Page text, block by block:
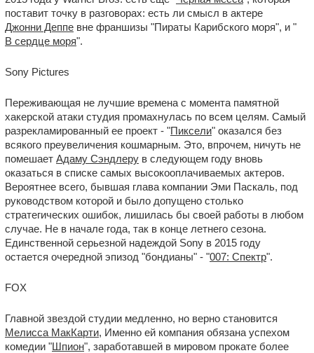
поставит точку в разговорах: есть ли смысл в актере
Джонни Деппе вне франшизы "Пираты Карибского моря", и "
В сердце моря".
Sony Pictures
Переживающая не лучшие времена с момента памятной
хакерской атаки студия промахнулась по всем целям. Самый
разрекламированный ее проект - "Пиксели" оказался без
всякого преувеличения кошмарным. Это, впрочем, ничуть не
помешает Адаму Сэндлеру в следующем году вновь
оказаться в списке самых высокооплачиваемых актеров.
Вероятнее всего, бывшая глава компании Эми Паскаль, под
руководством которой и было допущено столько
стратегических ошибок, лишилась бы своей работы в любом
случае. Не в начале года, так в конце летнего сезона.
Единственной серьезной надеждой Sony в 2015 году
остается очередной эпизод "бондианы" - "007: Спектр".
FOX
Главной звездой студии медленно, но верно становится
Мелисса МакКарти, Именно ей компания обязана успехом
комедии "Шпион", заработавшей в мировом прокате более